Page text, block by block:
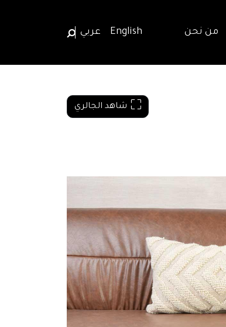
من نحن English عربي
شاهد الجالري